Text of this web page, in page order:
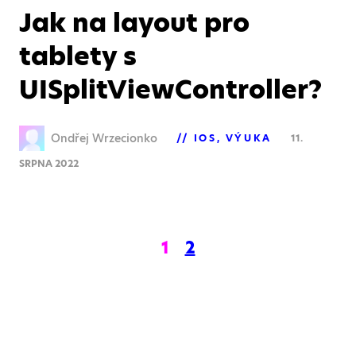
Jak na layout pro
tablety s
UISplitViewController?
Ondřej Wrzecionko IOS VÝUKA
11.
SRPNA 2022
1 2